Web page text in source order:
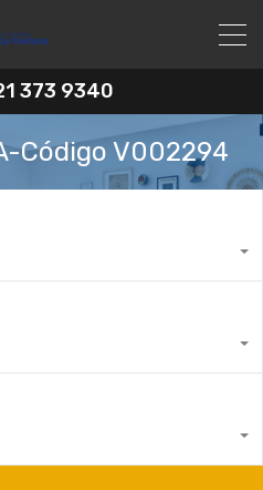
373 9340
Código V002294